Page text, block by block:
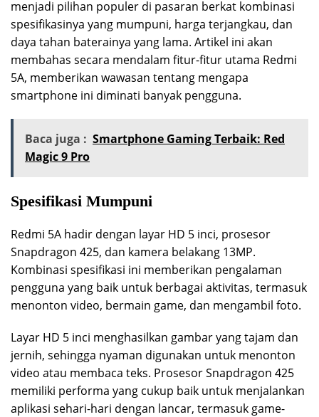
menjadi pilihan populer di pasaran berkat kombinasi
spesifikasinya yang mumpuni, harga terjangkau, dan
daya tahan baterainya yang lama. Artikel ini akan
membahas secara mendalam fitur-fitur utama Redmi
5A, memberikan wawasan tentang mengapa
smartphone ini diminati banyak pengguna.
Baca juga : Smartphone Gaming Terbaik: Red
Magic 9 Pro
Spesifikasi Mumpuni
Redmi 5A hadir dengan layar HD 5 inci, prosesor
Snapdragon 425, dan kamera belakang 13MP.
Kombinasi spesifikasi ini memberikan pengalaman
pengguna yang baik untuk berbagai aktivitas, termasuk
menonton video, bermain game, dan mengambil foto.
Layar HD 5 inci menghasilkan gambar yang tajam dan
jernih, sehingga nyaman digunakan untuk menonton
video atau membaca teks. Prosesor Snapdragon 425
memiliki performa yang cukup baik untuk menjalankan
aplikasi sehari-hari dengan lancar, termasuk game-